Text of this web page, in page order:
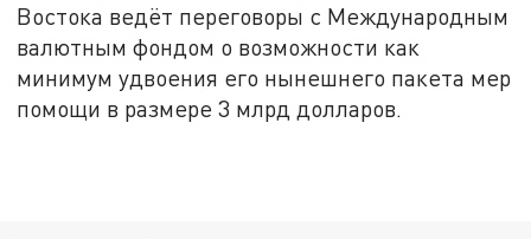
Востока ведёт переговоры с Международным
валютным фондом о возможности как
минимум удвоения его нынешнего пакета мер
помощи в размере 3 млрд долларов.